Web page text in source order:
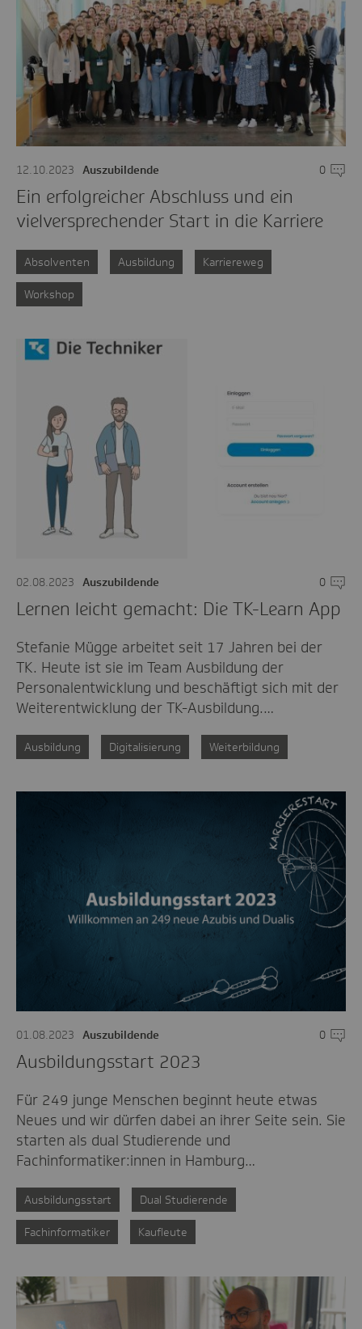
12.10.2023 Auszubildende 0
Ein erfolgreicher Abschluss und ein
vielversprechender Start in die Karriere
Absolventen Ausbildung Karriereweg
Workshop
02.08.2023 Auszubildende 0
Lernen leicht gemacht: Die TK-Learn App
Stefanie Mügge arbeitet seit 17 Jahren bei der
TK. Heute ist sie im Team Ausbildung der
Personalentwicklung und beschäftigt sich mit der
Weiterentwicklung der TK-Ausbildung.…
Ausbildung Digitalisierung Weiterbildung
01.08.2023 Auszubildende 0
Ausbildungsstart 2023
Für 249 junge Menschen beginnt heute etwas
Neues und wir dürfen dabei an ihrer Seite sein. Sie
starten als dual Studierende und
Fachinformatiker:innen in Hamburg…
Ausbildungsstart Dual Studierende
Fachinformatiker Kaufleute